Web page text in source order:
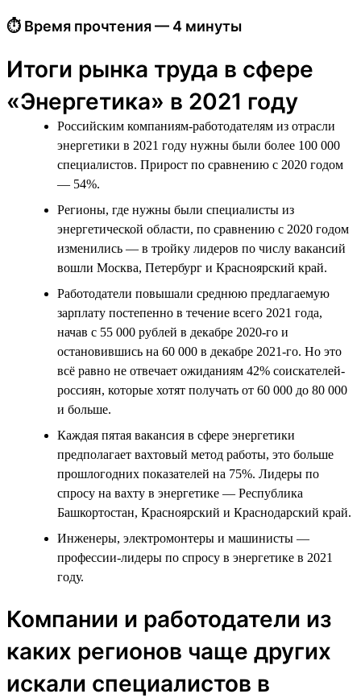
⏱ Время прочтения — 4 минуты
Итоги рынка труда в сфере
«Энергетика» в 2021 году
Российским компаниям-работодателям из отрасли
энергетики в 2021 году нужны были более 100 000
специалистов. Прирост по сравнению с 2020 годом
— 54%.
Регионы, где нужны были специалисты из
энергетической области, по сравнению с 2020 годом
изменились — в тройку лидеров по числу вакансий
вошли Москва, Петербург и Красноярский край.
Работодатели повышали среднюю предлагаемую
зарплату постепенно в течение всего 2021 года,
начав с 55 000 рублей в декабре 2020-го и
остановившись на 60 000 в декабре 2021-го. Но это
всё равно не отвечает ожиданиям 42% соискателей-
россиян, которые хотят получать от 60 000 до 80 000
и больше.
Каждая пятая вакансия в сфере энергетики
предполагает вахтовый метод работы, это больше
прошлогодних показателей на 75%. Лидеры по
спросу на вахту в энергетике — Республика
Башкортостан, Красноярский и Краснодарский край.
Инженеры, электромонтеры и машинисты —
профессии-лидеры по спросу в энергетике в 2021
году.
Компании и работодатели из
каких регионов чаще других
искали специалистов в